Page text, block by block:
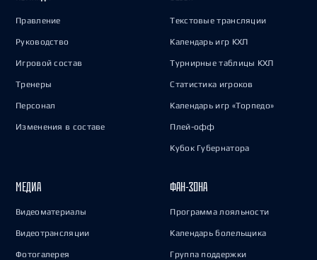
Правление
Руководство
Игровой состав
Тренеры
Персонал
Изменения в составе
Текстовые трансляции
Календарь игр КХЛ
Турнирные таблицы КХЛ
Статистика игроков
Календарь игр «Торпедо»
Плей-офф
Кубок Губернатора
МЕДИА
Видеоматериалы
Видеотрансляции
Фотогалерея
ФАН-ЗОНА
Программа лояльности
Календарь болельщика
Группа поддержки